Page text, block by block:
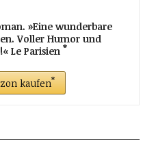
»Eine wunderbare
Voller Humor und
Le Parisien
kaufen